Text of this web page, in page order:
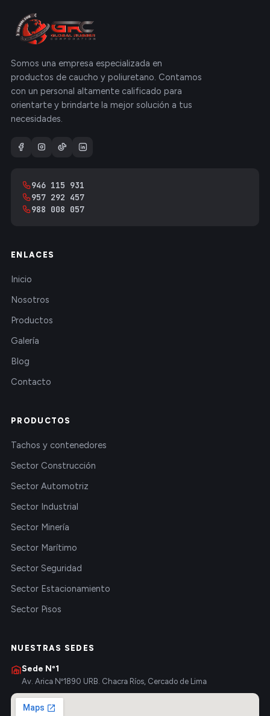
Somos una empresa especializada en
productos de caucho y poliuretano. Contamos
con un personal altamente calificado para
orientarte y brindarte la mejor solución a tus
necesidades.
946 115 931
957 292 457
988 008 057
ENLACES
Inicio
Nosotros
Productos
Galería
Blog
Contacto
PRODUCTOS
Tachos y contenedores
Sector Construcción
Sector Automotriz
Sector Industrial
Sector Minería
Sector Marítimo
Sector Seguridad
Sector Estacionamiento
Sector Pisos
NUESTRAS SEDES
Sede Nº1
Av. Arica Nº1890 URB. Chacra Ríos, Cercado de Lima